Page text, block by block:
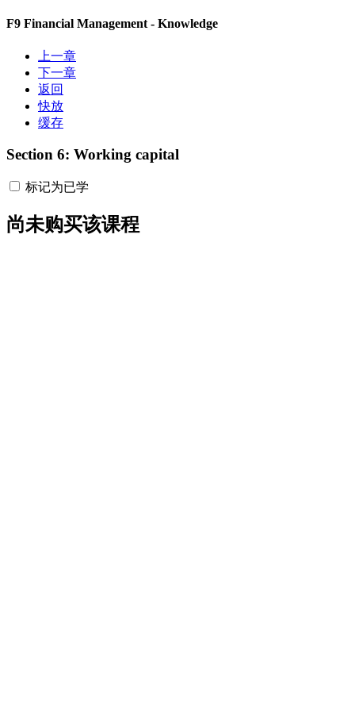
F9 Financial Management - Knowledge
上一章
下一章
返回
快放
缓存
Section 6: Working capital
标记为已学
尚未购买该课程